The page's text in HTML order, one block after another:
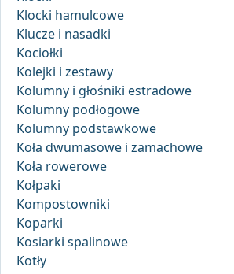
Klocki hamulcowe
Klucze i nasadki
Kociołki
Kolejki i zestawy
Kolumny i głośniki estradowe
Kolumny podłogowe
Kolumny podstawkowe
Koła dwumasowe i zamachowe
Koła rowerowe
Kołpaki
Kompostowniki
Koparki
Kosiarki spalinowe
Kotły